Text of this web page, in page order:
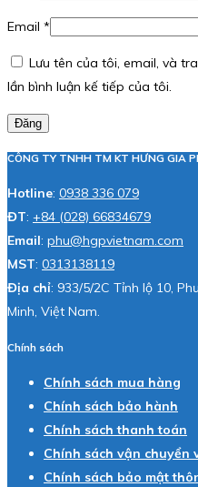
Email *
Lưu tên của tôi, email, và
lần bình luận kế tiếp của tôi.
Đăng
CÔNG TY TNHH TM KT HƯNG GIA
Hotline: 0938 336 079
ĐT: +84 (028) 66834679
Email: phu@hgpvietnam.com
MST: 0313138119
Địa chỉ: 933/5/2C Tỉnh lộ 10,
Minh, Việt Nam.
Chính sách
Chính sách mua hàng
Chính sách bảo hành
Chính sách thanh toán
Chính sách vận chuyển
Chính sách bảo mật